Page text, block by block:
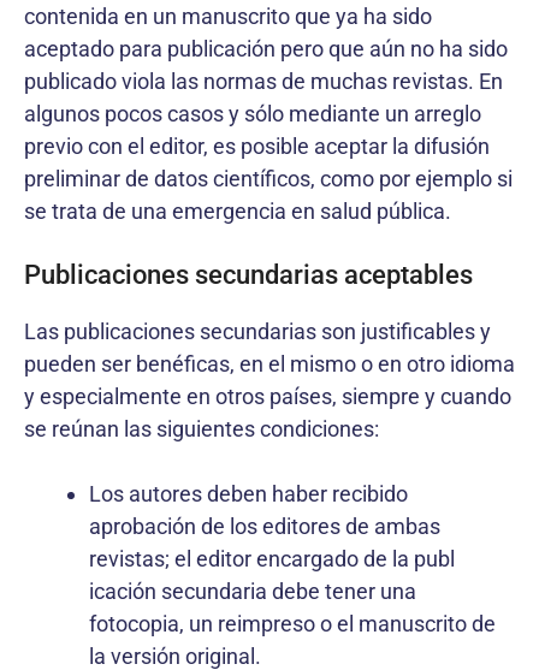
contenida en un manuscrito que ya ha sido
aceptado para publicación pero que aún no ha sido
publicado viola las normas de muchas revistas. En
algunos pocos casos y sólo mediante un arreglo
previo con el editor, es posible aceptar la difusión
preliminar de datos científicos, como por ejemplo si
se trata de una emergencia en salud pública.
Publicaciones secundarias aceptables
Las publicaciones secundarias son justificables y
pueden ser benéficas, en el mismo o en otro idioma
y especialmente en otros países, siempre y cuando
se reúnan las siguientes condiciones:
Los autores deben haber recibido
aprobación de los editores de ambas
revistas; el editor encargado de la publ
icación secundaria debe tener una
fotocopia, un reimpreso o el manuscrito de
la versión original.